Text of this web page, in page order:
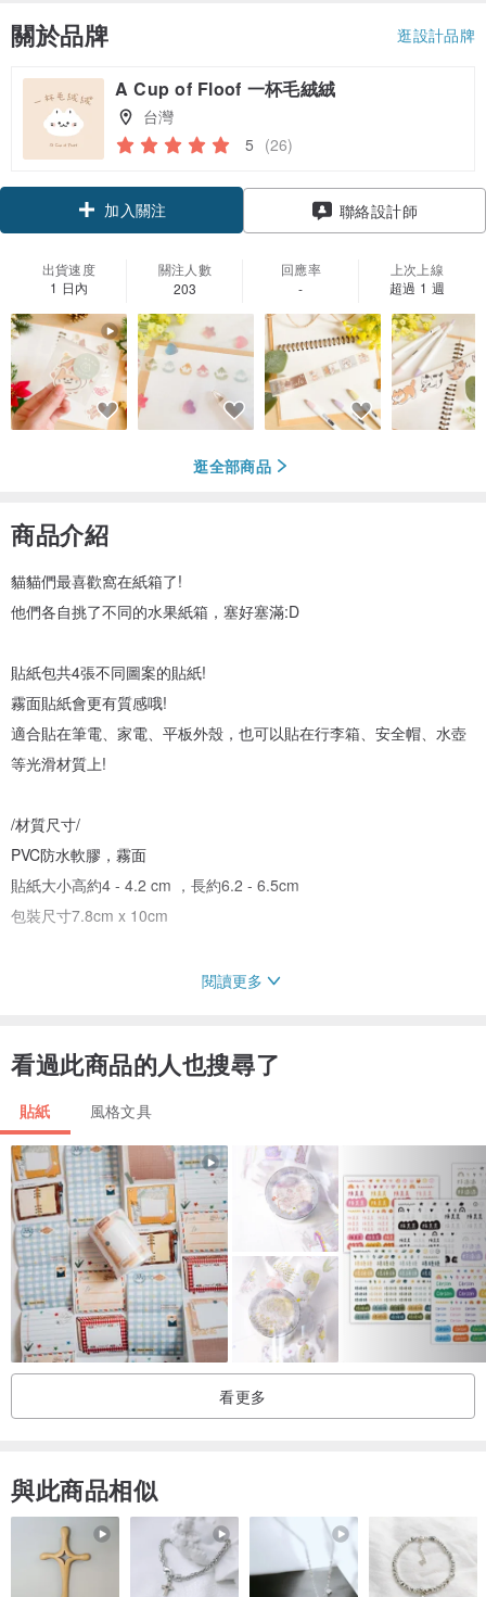
關於品牌 逛設計品牌
A Cup of Floof 一杯毛絨絨
台灣
5 (26)
加入關注 聯絡設計師
出貨速度
1 日內
關注人數
203
回應率
-
上次上線
超過 1 週
逛全部商品
商品介紹
貓貓們最喜歡窩在紙箱了!
他們各自挑了不同的水果紙箱，塞好塞滿:D
貼紙包共4張不同圖案的貼紙!
霧面貼紙會更有質感哦!
適合貼在筆電、家電、平板外殼，也可以貼在行李箱、安全帽、水壺
等光滑材質上!
/材質尺寸/
PVC防水軟膠，霧面
貼紙大小高約4 - 4.2 cm ，長約6.2 - 6.5cm
包裝尺寸7.8cm x 10cm
品為主。
應，請耐心等候回覆!
閱讀更多
看過此商品的人也搜尋了
貼紙 風格文具
看更多
與此商品相似